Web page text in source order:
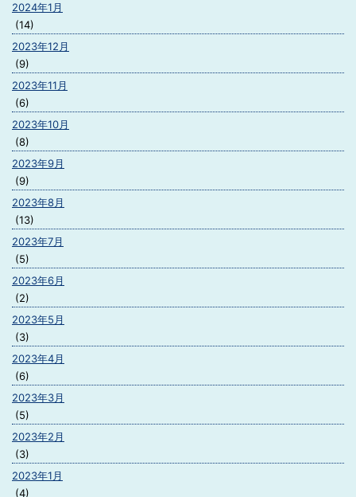
2024年1月
(14)
2023年12月
(9)
2023年11月
(6)
2023年10月
(8)
2023年9月
(9)
2023年8月
(13)
2023年7月
(5)
2023年6月
(2)
2023年5月
(3)
2023年4月
(6)
2023年3月
(5)
2023年2月
(3)
2023年1月
(4)